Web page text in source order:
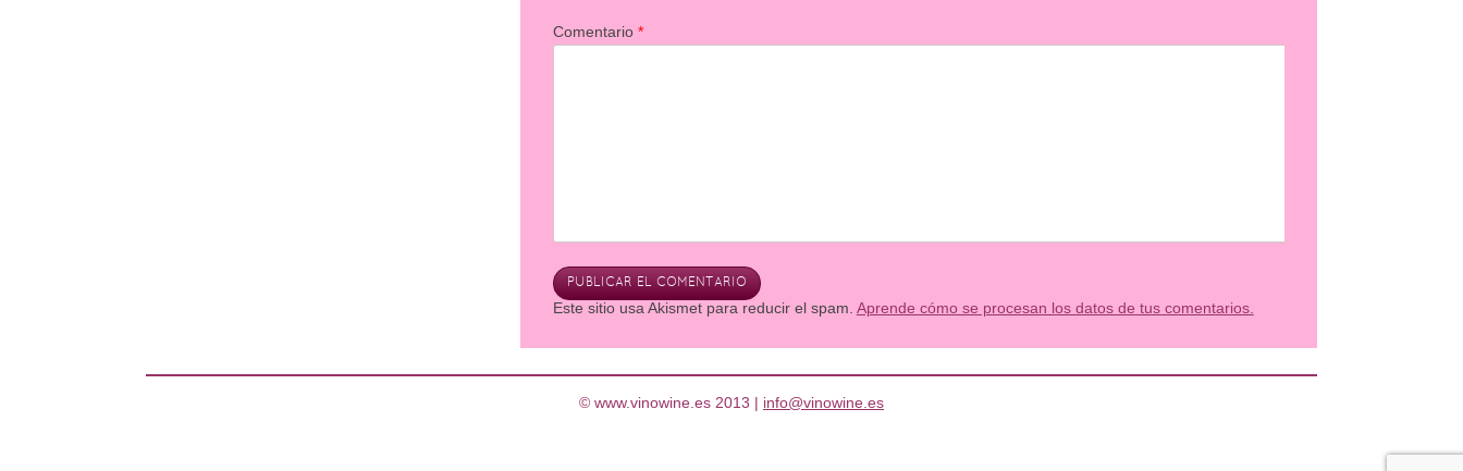
Comentario *
Este sitio usa Akismet para reducir el spam. Aprende cómo se procesan los datos de tus comentarios.
© www.vinowine.es 2013 | info@vinowine.es